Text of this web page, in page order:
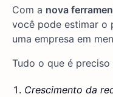
Com a nova
você pode estimar o
uma empresa em
Tudo o que é
Crescimento da